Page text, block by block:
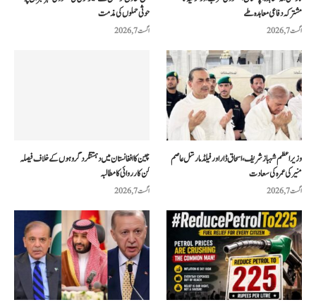
حوثی حملوں کی مذمت
اگست 7, 2026
مشترکہ دفاعی معاہدہ طے
اگست 7, 2026
چین کا افغانستان میں دہشتگرد گروہوں کے خلاف فیصلہ
کن کارروائی کا مطالبہ
اگست 7, 2026
وزیراعظم شہباز شریف، اسحاق ڈار اور فیلڈ مارشل عاصم
منیر کی عمرہ کی سعادت
اگست 7, 2026